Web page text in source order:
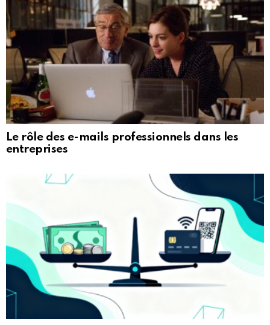
Le rôle des e-mails professionnels dans les
entreprises